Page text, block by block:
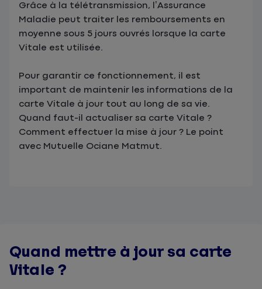
Grâce à la télétransmission, l’Assurance
Maladie peut traiter les remboursements en
moyenne sous 5 jours ouvrés lorsque la carte
Vitale est utilisée.
Pour garantir ce fonctionnement, il est
important de maintenir les informations de la
carte Vitale à jour tout au long de sa vie.
Quand faut-il actualiser sa carte Vitale ?
Comment effectuer la mise à jour ? Le point
avec Mutuelle Ociane Matmut.
Quand mettre à jour sa carte
Vitale ?